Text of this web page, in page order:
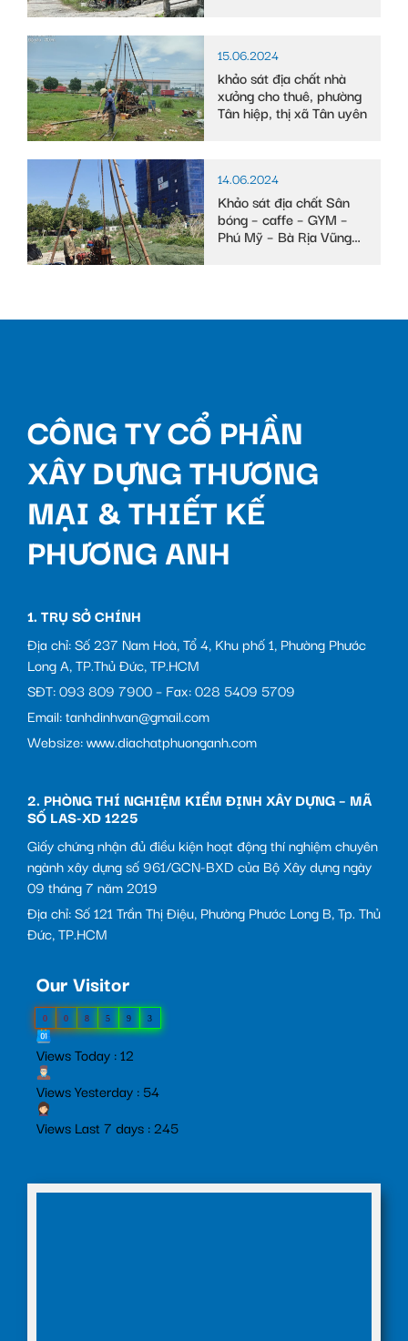
15.06.2024
khảo sát địa chất nhà
xưởng cho thuê, phường
Tân hiệp, thị xã Tân uyên
14.06.2024
Khảo sát địa chất Sân
bóng – caffe – GYM –
Phú Mỹ – Bà Rịa Vũng
CÔNG TY CỔ PHẦN
XÂY DỰNG THƯƠNG
MẠI & THIẾT KẾ
PHƯƠNG ANH
1. TRỤ SỞ CHÍNH
Địa chỉ: Số 237 Nam Hoà, Tổ 4, Khu phố 1, Phường Phước
Long A, TP.Thủ Đức, TP.HCM
SĐT: 093 809 7900 – Fax: 028 5409 5709
Email: tanhdinhvan@gmail.com
Websize: www.diachatphuonganh.com
2. PHÒNG THÍ NGHIỆM KIỂM ĐỊNH XÂY DỰNG – MÃ
SỐ LAS-XD 1225
Giấy chứng nhận đủ điều kiện hoạt động thí nghiệm chuyên
ngành xây dựng số 961/GCN-BXD của Bộ Xây dựng ngày
09 tháng 7 năm 2019
Địa chỉ: Số 121 Trần Thị Điệu, Phường Phước Long B, Tp. Thủ
Đức, TP.HCM
Our Visitor
0 0 8 5 9 3
Views Today : 12
Views Yesterday : 54
Views Last 7 days : 245